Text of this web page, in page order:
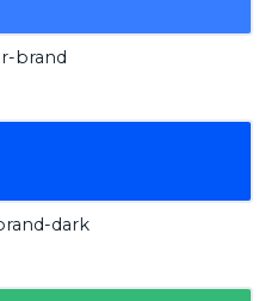
brand
dark